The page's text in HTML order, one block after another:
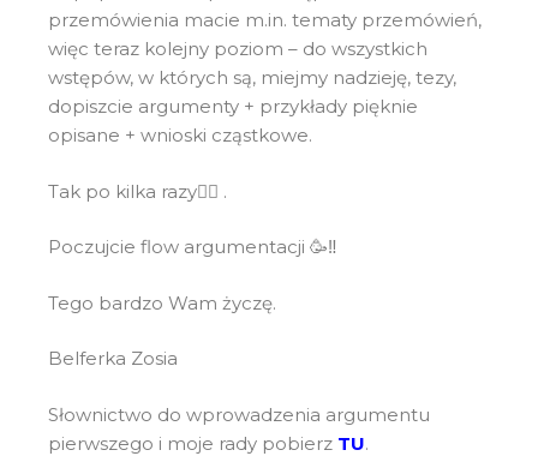
przemówienia macie m.in. tematy przemówień,
więc teraz kolejny poziom – do wszystkich
wstępów, w których są, miejmy nadzieję, tezy,
dopiszcie argumenty + przykłady pięknie
opisane + wnioski cząstkowe.
Tak po kilka razy🙅‍♀️ .
Poczujcie flow argumentacji 🥳‼️
Tego bardzo Wam życzę.
Belferka Zosia
Słownictwo do wprowadzenia argumentu
pierwszego i moje rady pobierz TU.